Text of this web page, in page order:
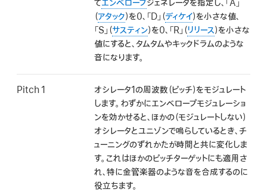
てエンベロープジェネレータを指定し、「A」
（アタック）を0、「D」（ディケイ）を小さな値、
「S」（サスティン）を0、「R」（リリース）を小さな
値にすると、タムタムやキックドラムのような
音になります。
Pitch 1
オシレータ1の周波数（ピッチ）をモジュレート
します。わずかにエンベロープモジュレーショ
ンを効かせると、ほかの（モジュレートしない）
オシレータとユニゾンで鳴らしているとき、チ
ューニングのずれかたが時間と共に変化しま
す。これはほかのピッチターゲットにも適用さ
れ、特に金管楽器のような音を合成するのに
役立ちます。